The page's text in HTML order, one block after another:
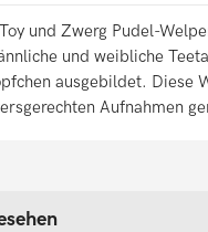
und Zwerg Pudel-
und weibliche
ausgebildet. Diese
Aufnahmen